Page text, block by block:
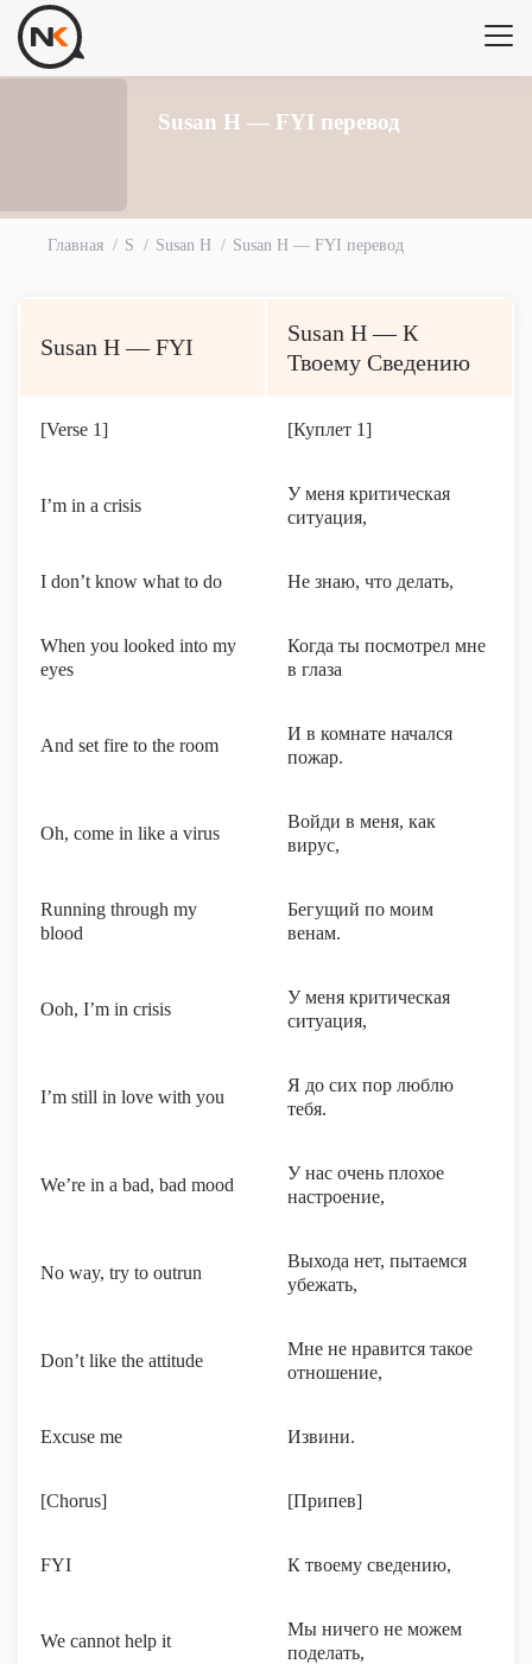
Susan H — FYI перевод
Главная S Susan H Susan H — FYI перевод
Susan H — FYI
Susan H — К
Твоему Сведению
[Verse 1] [Куплет 1]
I’m in a crisis
У меня критическая
ситуация,
I don’t know what to do Не знаю, что делать,
When you looked into my
eyes
Когда ты посмотрел мне
в глаза
And set fire to the room
И в комнате начался
пожар.
Oh, come in like a virus
Войди в меня, как
вирус,
Running through my
blood
Бегущий по моим
венам.
Ooh, I’m in crisis
У меня критическая
ситуация,
I’m still in love with you
Я до сих пор люблю
тебя.
We’re in a bad, bad mood
У нас очень плохое
настроение,
No way, try to outrun
Выхода нет, пытаемся
убежать,
Don’t like the attitude
Мне не нравится такое
отношение,
Excuse me Извини.
[Chorus] [Припев]
FYI К твоему сведению,
We cannot help it
Мы ничего не можем
поделать,